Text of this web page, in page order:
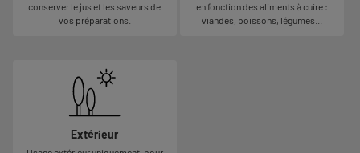
conserver le jus et les saveurs de
vos préparations.
en fonction des aliments à cuire :
viandes, poissons, légumes...
Extérieur